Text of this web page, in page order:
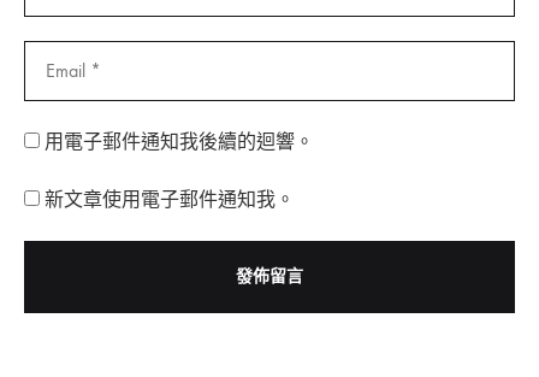
用電子郵件通知我後續的迴響。
新文章使用電子郵件通知我。